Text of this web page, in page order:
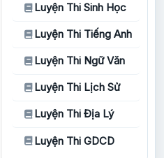
Luyện Thi Sinh Học
Luyện Thi Tiếng Anh
Luyện Thi Ngữ Văn
Luyện Thi Lịch Sử
Luyện Thi Địa Lý
Luyện Thi GDCD